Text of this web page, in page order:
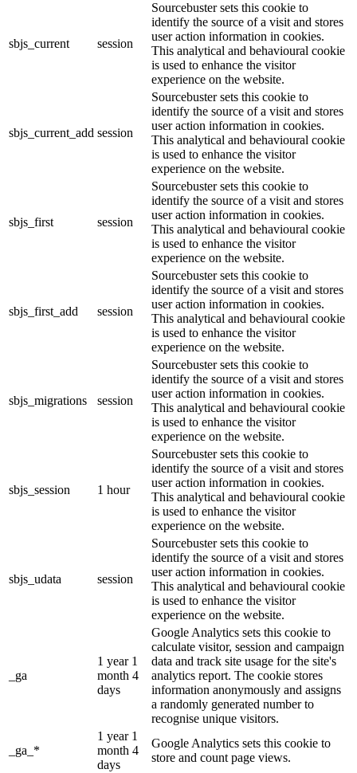
sbjs_current session
Sourcebuster sets this cookie to
identify the source of a visit and stores
user action information in cookies.
This analytical and behavioural cookie
is used to enhance the visitor
experience on the website.
sbjs_current_add session
Sourcebuster sets this cookie to
identify the source of a visit and stores
user action information in cookies.
This analytical and behavioural cookie
is used to enhance the visitor
experience on the website.
sbjs_first session
Sourcebuster sets this cookie to
identify the source of a visit and stores
user action information in cookies.
This analytical and behavioural cookie
is used to enhance the visitor
experience on the website.
sbjs_first_add session
Sourcebuster sets this cookie to
identify the source of a visit and stores
user action information in cookies.
This analytical and behavioural cookie
is used to enhance the visitor
experience on the website.
sbjs_migrations session
Sourcebuster sets this cookie to
identify the source of a visit and stores
user action information in cookies.
This analytical and behavioural cookie
is used to enhance the visitor
experience on the website.
sbjs_session 1 hour
Sourcebuster sets this cookie to
identify the source of a visit and stores
user action information in cookies.
This analytical and behavioural cookie
is used to enhance the visitor
experience on the website.
sbjs_udata session
Sourcebuster sets this cookie to
identify the source of a visit and stores
user action information in cookies.
This analytical and behavioural cookie
is used to enhance the visitor
experience on the website.
_ga
1 year 1
month 4
days
Google Analytics sets this cookie to
calculate visitor, session and campaign
data and track site usage for the site's
analytics report. The cookie stores
information anonymously and assigns
a randomly generated number to
recognise unique visitors.
_ga_*
1 year 1
month 4
days
Google Analytics sets this cookie to
store and count page views.